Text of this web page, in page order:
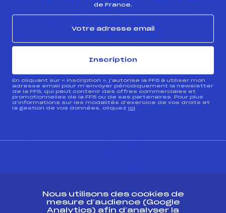
de France.
Inscription
En cliquant sur « inscription », j’autorise la FFS à utiliser mon
adresse email pour m’envoyer périodiquement la newsletter
de la FFS, qui peut contenir des offres commerciales et
promotionnelles de la FFS ou de ses partenaires. Pour plus
d’informations sur les modalités d’exercice de vos droits et
la gestion de vos données, cliquez ici
Nous utilisons des cookies de
mesure d’audience (Google
Analytics) afin d’analyser la